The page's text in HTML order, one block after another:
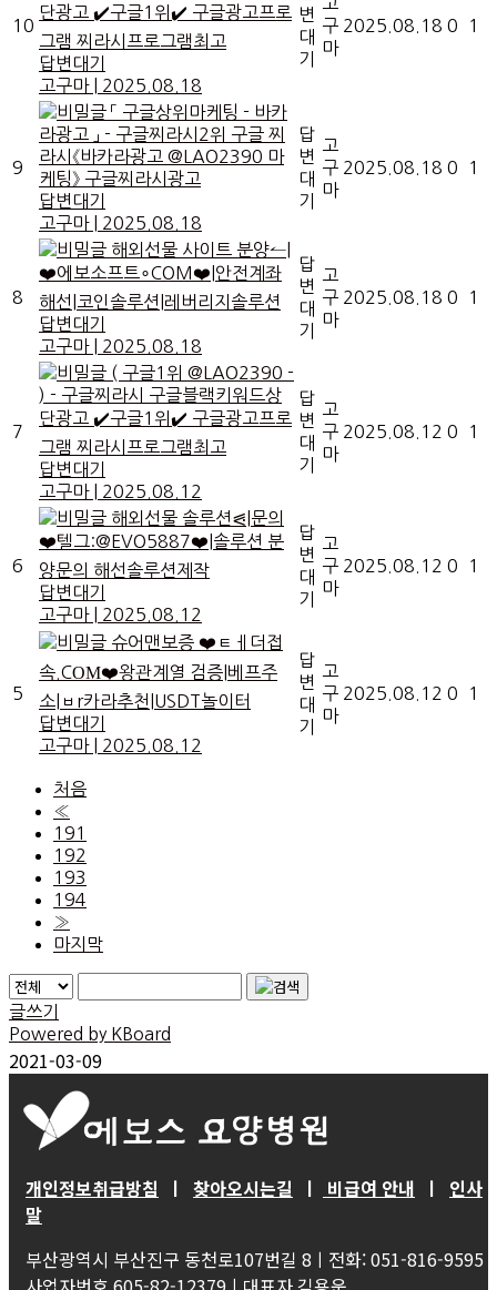
10
단광고 ✔️구글1위✔️ 구글광고프로
그램 찌라시프로그램최고
답변대기
고구마
2025.08.18
변
대
기
구
마
2025.08.18 0 1
9
「 구글상위마케팅 - 바카
라광고 」 - 구글찌라시2위 구글 찌
라시《바카라광고 @LAO2390 마
케팅》 구글찌라시광고
답변대기
고구마
2025.08.18
답
변
대
기
고
구
마
2025.08.18 0 1
8
해외선물 사이트 분양↼|
❤️에보소프트∘COM❤️|안전계좌
해선|코인솔루션|레버리지솔루션
답변대기
고구마
2025.08.18
답
변
대
기
고
구
마
2025.08.18 0 1
7
( 구글1위 @LAO2390 -
) - 구글찌라시 구글블랙키워드상
단광고 ✔️구글1위✔️ 구글광고프로
그램 찌라시프로그램최고
답변대기
고구마
2025.08.12
답
변
대
기
고
구
마
2025.08.12 0 1
6
해외선물 솔루션⪗|문의
❤️텔그:@EVO5887❤️|솔루션 분
양문의 해선솔루션제작
답변대기
고구마
2025.08.12
답
변
대
기
고
구
마
2025.08.12 0 1
5
슈어맨보증 ❤️ㅌㅔ더접
속.CΟΜ❤️왕관계열 검증|베프주
소|ㅂr카라추천|USDT놀이터
답변대기
고구마
2025.08.12
답
변
대
기
고
구
마
2025.08.12 0 1
처음
«
191
192
193
194
»
마지막
글쓰기
Powered by KBoard
2021-03-09
개인정보취급방침 ㅣ 찾아오시는길 ㅣ 비급여 안내 ㅣ 인사
말
부산광역시 부산진구 동천로107번길 8ㅣ전화: 051-816-9595